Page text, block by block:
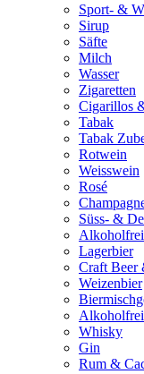
Sport- &
Sirup
Säfte
Milch
Wasser
Zigaretten
Cigarillos
Tabak
Tabak
Rotwein
Weisswein
Rosé
Süss- &
Lagerbier
Craft Beer
Weizenbier
Whisky
Gin
Rum &